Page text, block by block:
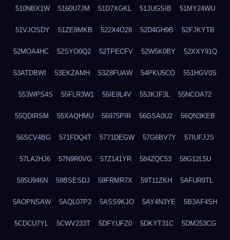
510NBX1W 5160U7JM 51D7XGKL 51JUGSIB 51MY24WU
51VJOSDY 51ZE8MKB 522X4O28 52D4GH9B 52FJKYTB
52MOA4HC 52SYO0Q2 52TPECFV 52W5K0BY 52XXY91Q
53ATDBWI 53EKZAMH 53Z8FUAW 54PKU5CO 551HGV0S
553WPS4S 55FLR3W1 55IE9L4V 55JKJF3L 55NCOA72
55QDIRSM 55XAQHMU 56975PIR 56GSA0U2 56QN3KEB
56SCV4BG 571FDQ4T 5771DEGW 57G6BV7Y 57IUFJJS
57LA2HJ6 57N9R0VG 57Z141YR 584ZQC53 58G12L5U
595U946N 59BSESDJ 59FRMR7X 59T11ZKH 5AFUR9TL
5AOPNSAW 5AQL07P2 5ASS9KJO 5AY4N3YE 5B3AF4SH
5CDCU7YL 5CWV233T 5DFYUFZ0 5DKYT31C 5DM253CG